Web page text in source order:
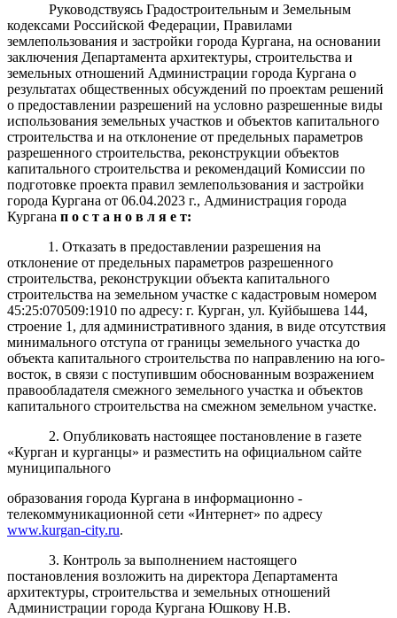
Руководствуясь Градостроительным и Земельным
кодексами Российской Федерации, Правилами
землепользования и застройки города Кургана, на основании
заключения Департамента архитектуры, строительства и
земельных отношений Администрации города Кургана о
результатах общественных обсуждений по проектам решений
о предоставлении разрешений на условно разрешенные виды
использования земельных участков и объектов капитального
строительства и на отклонение от предельных параметров
разрешенного строительства, реконструкции объектов
капитального строительства и рекомендаций Комиссии по
подготовке проекта правил землепользования и застройки
города Кургана от 06.04.2023 г., Администрация города
Кургана п о с т а н о в л я е т:
1. Отказать в предоставлении разрешения на
отклонение от предельных параметров разрешенного
строительства, реконструкции объекта капитального
строительства на земельном участке с кадастровым номером
45:25:070509:1910 по адресу: г. Курган, ул. Куйбышева 144,
строение 1, для административного здания, в виде отсутствия
минимального отступа от границы земельного участка до
объекта капитального строительства по направлению на юго-
восток, в связи с поступившим обоснованным возражением
правообладателя смежного земельного участка и объектов
капитального строительства на смежном земельном участке.
2. Опубликовать настоящее постановление в газете
«Курган и курганцы» и разместить на официальном сайте
муниципального
образования города Кургана в информационно -
телекоммуникационной сети «Интернет» по адресу
www.kurgan-city.ru.
3. Контроль за выполнением настоящего
постановления возложить на директора Департамента
архитектуры, строительства и земельных отношений
Администрации города Кургана Юшкову Н.В.